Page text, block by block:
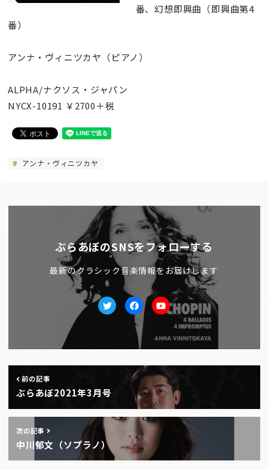
番、幻想即興曲（即興曲第4
番）
アンナ・ヴィニツカヤ（ピアノ）
ALPHA/ナクソス・ジャパン
NYCX-10191 ￥2700＋税
アンナ・ヴィニツカヤ
ぶらあぼのSNSをフォローする
最新のクラシック音楽情報をお届けします
TwitterfacebookYoutube
前の記事
ぶらあぼ2021年3月号
次の記事
中川郁文（ソプラノ）